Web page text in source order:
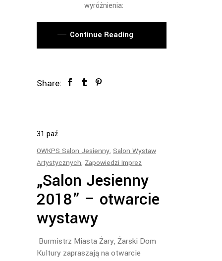
wyróżnienia:
Continue Reading
Share:
31 paź
OWKPS Salon Jesienny, Salon Wystaw
Artystycznych, Zapowiedzi Imprez
„Salon Jesienny
2018” – otwarcie
wystawy
Burmistrz Miasta Żary, Żarski Dom
Kultury zapraszają na otwarcie